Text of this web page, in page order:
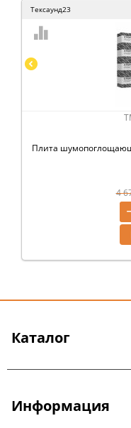
Тексаунд23
Плита
4
Каталог
Информация